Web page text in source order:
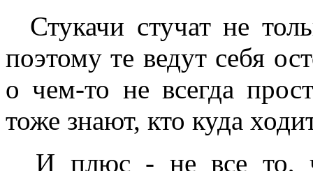
Стукачи стучат не
поэтому те ведут себя
о чем-то не всегда
тоже знают, кто куда
И плюс - не все то,